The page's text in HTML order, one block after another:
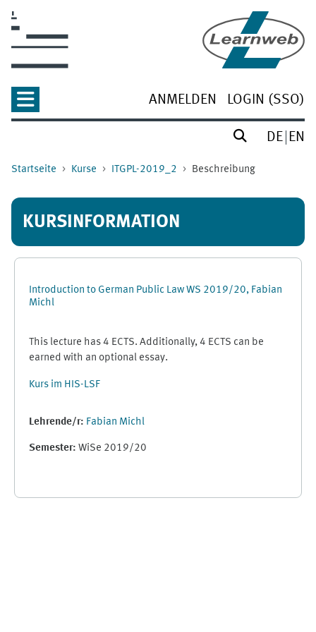
ANMELDEN LOGIN (SSO)
DE EN
Startseite Kurse ITGPL-2019_2 Beschreibung
KURSINFORMATION
Introduction to German Public Law WS 2019/20, Fabian
Michl
This lecture has 4 ECTS. Additionally, 4 ECTS can be
earned with an optional essay.
Kurs im HIS-LSF
Lehrende/r: Fabian Michl
Semester: WiSe 2019/20